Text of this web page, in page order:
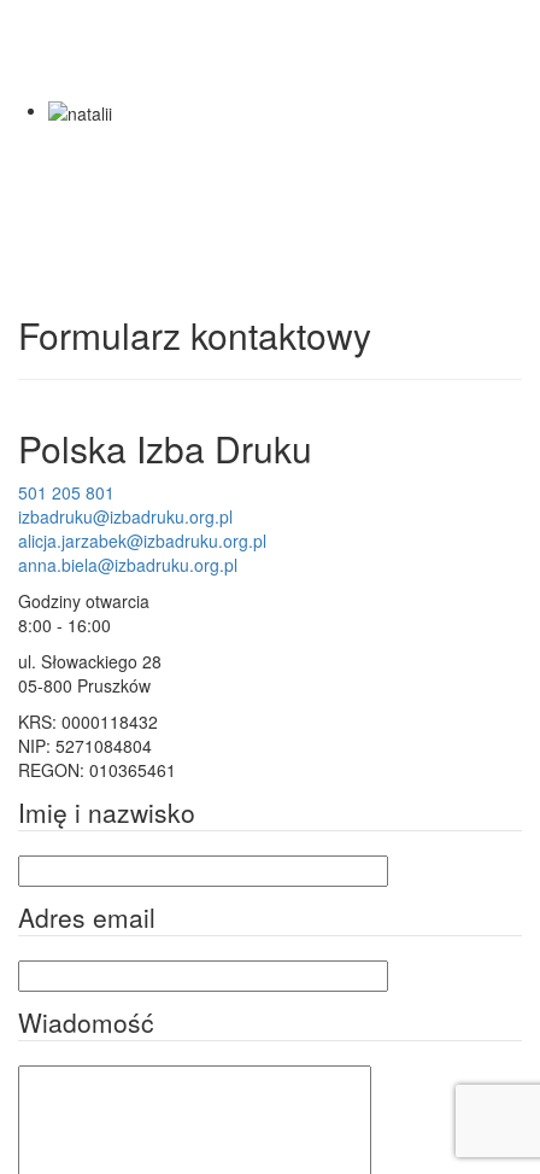
Formularz kontaktowy
Polska Izba Druku
501 205 801
izbadruku@izbadruku.org.pl
alicja.jarzabek@izbadruku.org.pl
anna.biela@izbadruku.org.pl
Godziny otwarcia
8:00 - 16:00
ul. Słowackiego 28
05-800 Pruszków
KRS: 0000118432
NIP: 5271084804
REGON: 010365461
Imię i nazwisko
Adres email
Wiadomość